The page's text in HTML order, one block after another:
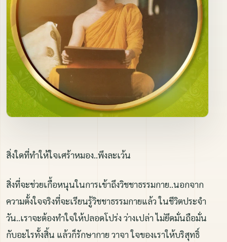
ติดต่อ
สิ่งใดที่ทำให้ใจเศร้าหมอง..พึงละเว้น
สิ่งที่จะช่วยเกื้อหนุนในการเข้าถึงวิชชาธรรมกาย..นอกจาก
ความตั้งใจจริงที่จะเรียนรู้วิชชาธรรมกายแล้ว ในชีวิตประจำ
วัน..เราจะต้องทำใจให้ปลอดโปร่ง ว่างเปล่า ไม่ยึดมั่นถือมั่น
กับอะไรทั้งสิ้น แล้วก็รักษากาย วาจา ใจของเราให้บริสุทธิ์